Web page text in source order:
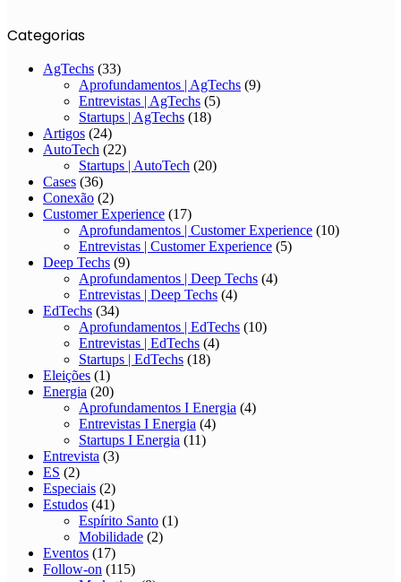
Categorias
AgTechs (33)
Aprofundamentos | AgTechs (9)
Entrevistas | AgTechs (5)
Startups | AgTechs (18)
Artigos (24)
AutoTech (22)
Startups | AutoTech (20)
Cases (36)
Conexão (2)
Customer Experience (17)
Aprofundamentos | Customer Experience (10)
Entrevistas | Customer Experience (5)
Deep Techs (9)
Aprofundamentos | Deep Techs (4)
Entrevistas | Deep Techs (4)
EdTechs (34)
Aprofundamentos | EdTechs (10)
Entrevistas | EdTechs (4)
Startups | EdTechs (18)
Eleições (1)
Energia (20)
Aprofundamentos I Energia (4)
Entrevistas I Energia (4)
Startups I Energia (11)
Entrevista (3)
ES (2)
Especiais (2)
Estudos (41)
Espírito Santo (1)
Mobilidade (2)
Eventos (17)
Follow-on (115)